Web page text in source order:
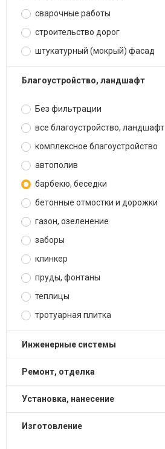
сварочные работы
строительство дорог
штукатурный (мокрый) фасад
благоустройство, ландшафт
Без фильтрации
все благоустройство, ландшафт
комплексное благоустройство
автополив
барбекю, беседки
бетонные отмостки и дорожки
газон, озеленение
заборы
клинкер
пруды, фонтаны
теплицы
тротуарная плитка
инженерные системы
ремонт, отделка
установка, нанесение
изготовление